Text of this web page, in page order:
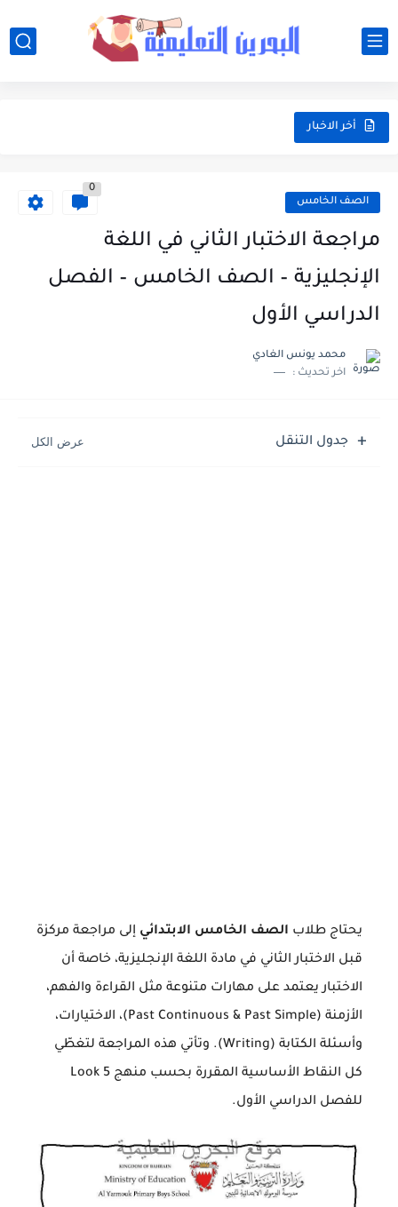
أخر الاخبار
الصف الخامس
0
مراجعة الاختبار الثاني في اللغة
الإنجليزية – الصف الخامس – الفصل
الدراسي الأول
محمد يونس الغادي
اخر تحديث :
جدول التنقل
يحتاج طلاب الصف الخامس الابتدائي إلى مراجعة مركزة
قبل الاختبار الثاني في مادة اللغة الإنجليزية، خاصة أن
الاختبار يعتمد على مهارات متنوعة مثل القراءة والفهم،
الأزمنة (Past Continuous & Past Simple)، الاختيارات،
وأسئلة الكتابة (Writing). وتأتي هذه المراجعة لتغطّي
كل النقاط الأساسية المقررة بحسب منهج Look 5
للفصل الدراسي الأول.